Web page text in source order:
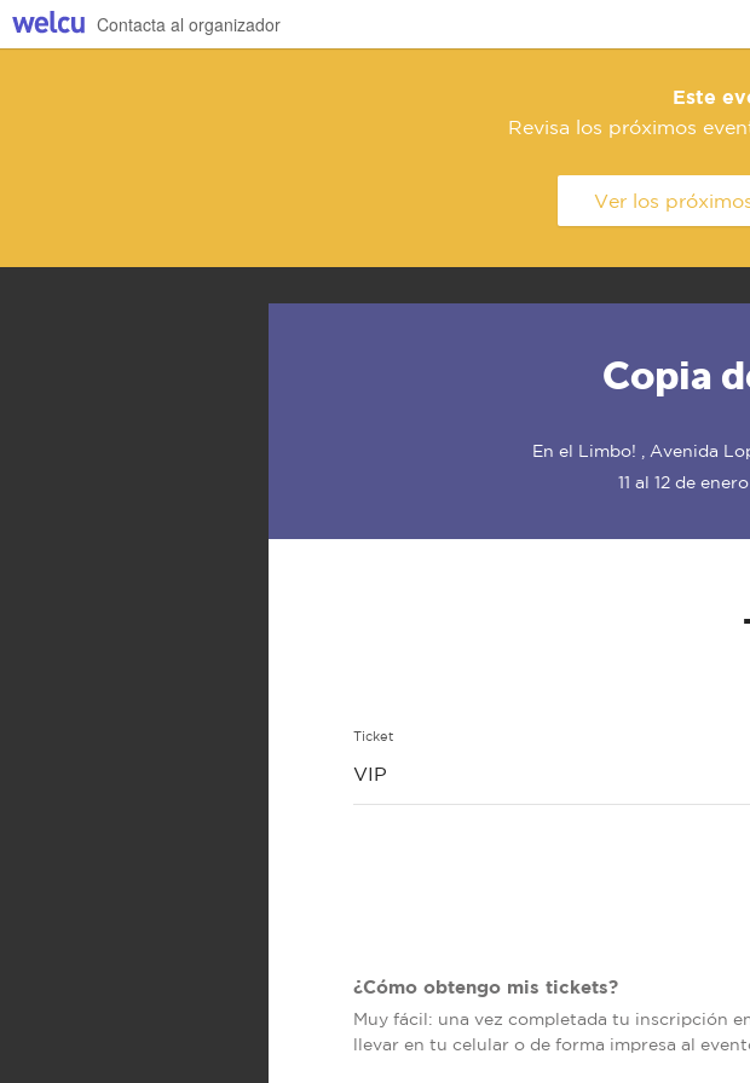
Contacta al organizador
Este
Revisa los próximos
Ver los
Copia
En el Limbo! , Avenida
11 al 12 de
Ticket
VIP
¿Cómo obtengo mis tickets?
Muy fácil: una vez completada tu inscripción
llevar en tu celular o de forma impresa al